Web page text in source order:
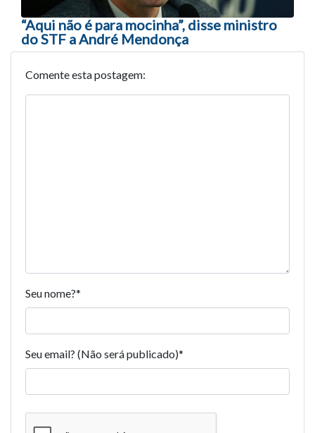
“Aqui não é para mocinha”, disse ministro
do STF a André Mendonça
Comente esta postagem:
Seu nome?*
Seu email? (Não será publicado)*